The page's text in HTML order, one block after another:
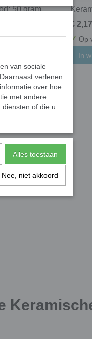
50 gram
€ 2,17
✓ Op
In
van sociale
verlenen
over hoe
met andere
of die u
Alles toestaan
Nee, niet akkoord